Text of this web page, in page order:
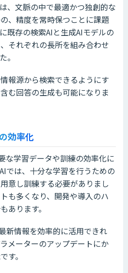
、文脈の中で最適かつ独創的な
、精度を常時保つことに課題
既存の検索AIと生成AIモデルの
それぞれの長所を組み合わせ
。
報源から検索できるようにす
む回答の生成も可能になりま
効率化
な学習データや訓練の効率化に
では、十分な学習を行うための
意し訓練する必要がありまし
も多くなり、開発や導入のハ
あります。
新情報を効率的に活用できれ
メーターのアップデートにか
す。